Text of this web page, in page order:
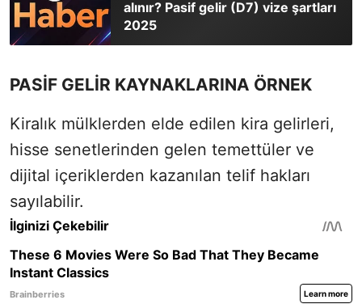
alınır? Pasif gelir (D7) vize şartları
2025
PASİF GELİR KAYNAKLARINA ÖRNEK
Kiralık mülklerden elde edilen kira gelirleri,
hisse senetlerinden gelen temettüler ve
dijital içeriklerden kazanılan telif hakları
sayılabilir.